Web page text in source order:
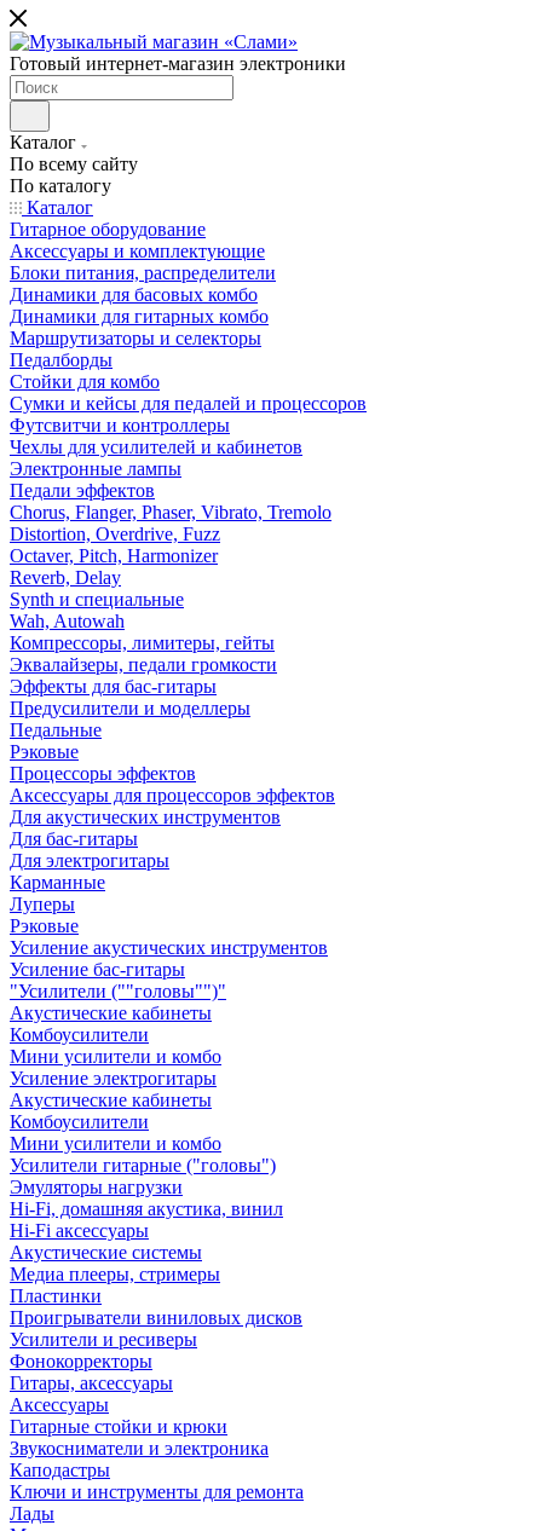
Готовый интернет-магазин электроники
Каталог
По всему сайту
По каталогу
Каталог
Гитарное оборудование
Аксессуары и комплектующие
Блоки питания, распределители
Динамики для басовых комбо
Динамики для гитарных комбо
Маршрутизаторы и селекторы
Педалборды
Стойки для комбо
Сумки и кейсы для педалей и процессоров
Футсвитчи и контроллеры
Чехлы для усилителей и кабинетов
Электронные лампы
Педали эффектов
Chorus, Flanger, Phaser, Vibrato, Tremolo
Distortion, Overdrive, Fuzz
Octaver, Pitch, Harmonizer
Reverb, Delay
Synth и специальные
Wah, Autowah
Компрессоры, лимитеры, гейты
Эквалайзеры, педали громкости
Эффекты для бас-гитары
Предусилители и моделлеры
Педальные
Рэковые
Процессоры эффектов
Аксессуары для процессоров эффектов
Для акустических инструментов
Для бас-гитары
Для электрогитары
Карманные
Луперы
Рэковые
Усиление акустических инструментов
Усиление бас-гитары
"Усилители (""головы"")"
Акустические кабинеты
Комбоусилители
Мини усилители и комбо
Усиление электрогитары
Акустические кабинеты
Комбоусилители
Мини усилители и комбо
Усилители гитарные ("головы")
Эмуляторы нагрузки
Hi-Fi, домашняя акустика, винил
Hi-Fi аксессуары
Акустические системы
Медиа плееры, стримеры
Пластинки
Проигрыватели виниловых дисков
Усилители и ресиверы
Фонокорректоры
Гитары, аксессуары
Аксессуары
Гитарные стойки и крюки
Звукосниматели и электроника
Каподастры
Ключи и инструменты для ремонта
Лады